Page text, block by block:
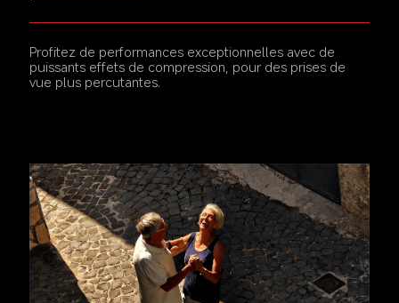
Profitez de performances exceptionnelles avec de
puissants effets de compression, pour des prises de
vue plus percutantes.